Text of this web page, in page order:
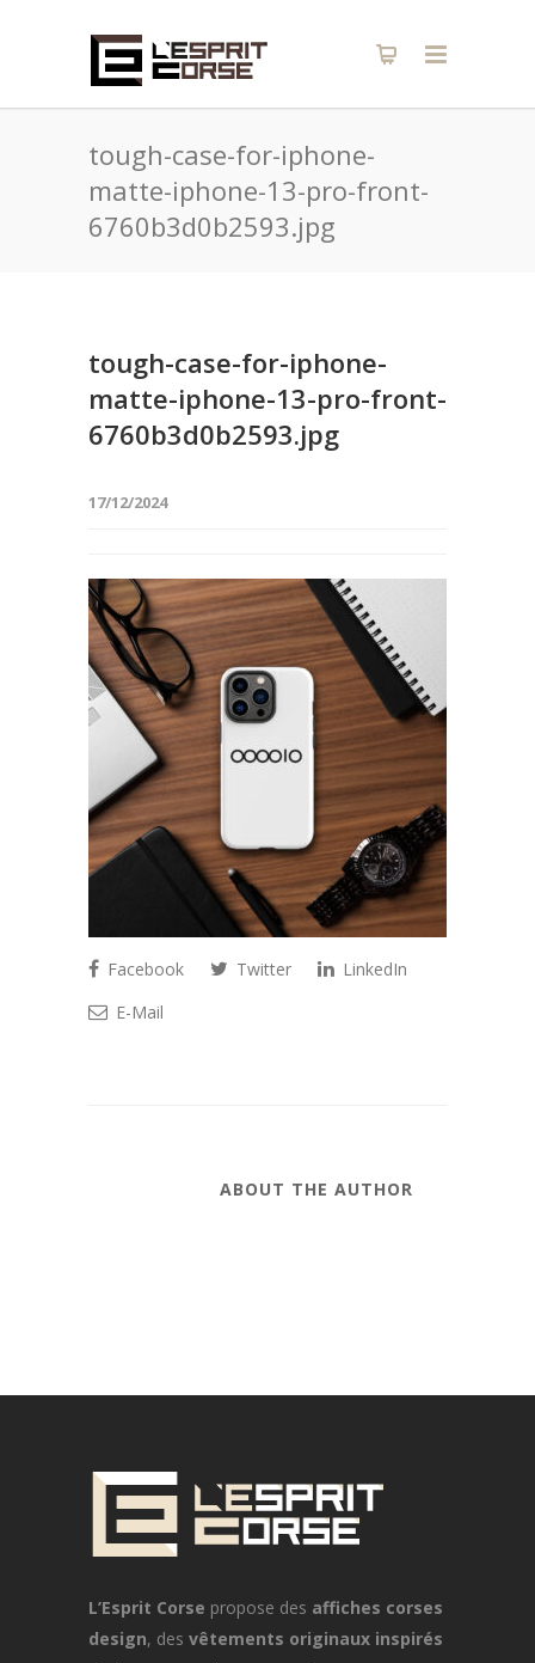
tough-case-for-iphone-
matte-iphone-13-pro-front-
6760b3d0b2593.jpg
tough-case-for-iphone-
matte-iphone-13-pro-front-
6760b3d0b2593.jpg
17/12/2024
Facebook Twitter
LinkedIn
E-Mail
ABOUT THE AUTHOR
L’Esprit Corse propose des affiches corses
design, des vêtements originaux inspirés